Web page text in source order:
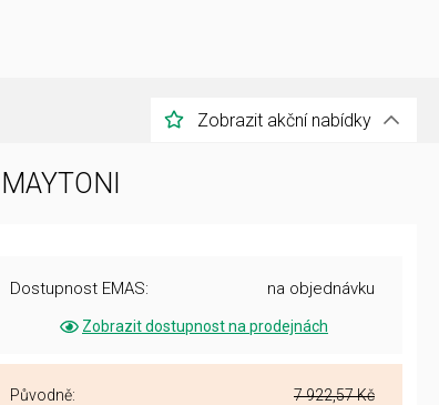
Zobrazit akční nabídky
Dostupnost EMAS: na objednávku
Zobrazit dostupnost na prodejnách
Původně:
7 922,57 Kč